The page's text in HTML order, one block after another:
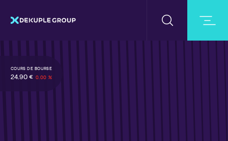
COURS DE BOURSE
24.90 € 0.00 %